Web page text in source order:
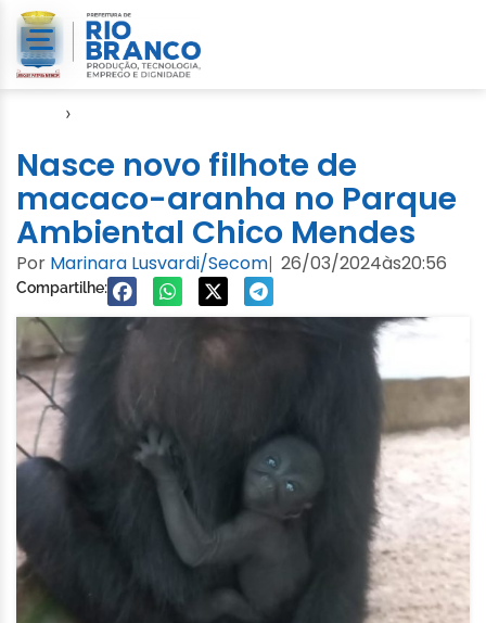
›
Nasce novo filhote de
macaco-aranha no Parque
Ambiental Chico Mendes
Por Marinara Lusvardi/Secom| 26/03/2024às20:56
Compartilhe: